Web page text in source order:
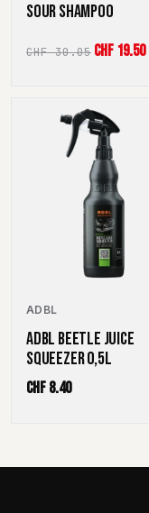
SOUR SHAMPOO
CHF30.05
CHF 30.05
CHF 19.50
ADBL
ADBL BEETLE JUICE
SQUEEZER 0,5L
CHF8.40